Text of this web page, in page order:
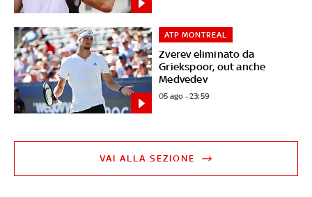
Zverev eliminato da
Griekspoor, out anche
Medvedev
ATP MONTREAL
05 ago - 23:59
VAI ALLA SEZIONE